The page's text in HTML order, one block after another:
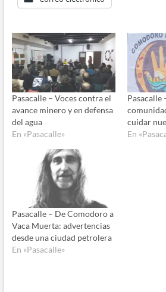
Pasacalle – Voces contra el
avance minero y en defensa
del agua
En «Pasacalle»
Pasacalle
cuidar
En
Pasacalle – De Comodoro a
Vaca Muerta: advertencias
desde una ciudad petrolera
En «Pasacalle»